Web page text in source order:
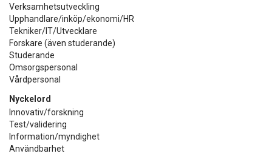
Verksamhetsutveckling
Upphandlare/inköp/ekonomi/HR
Tekniker/IT/Utvecklare
Forskare (även studerande)
Studerande
Omsorgspersonal
Vårdpersonal
Nyckelord
Innovativ/forskning
Test/validering
Information/myndighet
Användbarhet